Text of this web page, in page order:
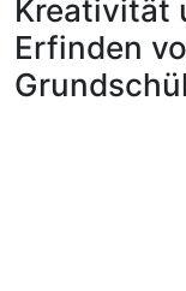
Leitlinien
Zurück zur
Kreativität
Erfinden